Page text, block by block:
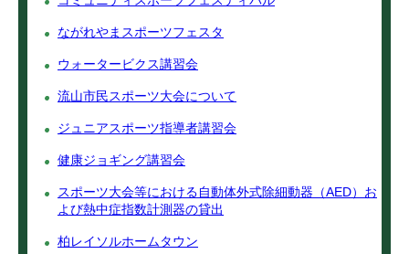
ながれやまスポーツフェスタ
ウォータービクス講習会
流山市民スポーツ大会について
ジュニアスポーツ指導者講習会
健康ジョギング講習会
スポーツ大会等における自動体外式除細動器（AED）お
よび熱中症指数計測器の貸出
柏レイソルホームタウン